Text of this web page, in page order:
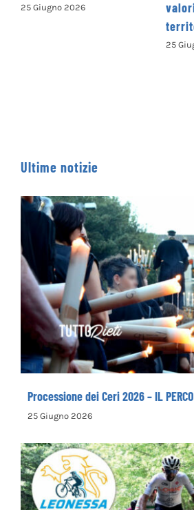
valorizzazione del
Ultime notizie
Processione dei Ceri 2026 –
Processione dei Ceri 2026 – IL
25 Giugno 2026